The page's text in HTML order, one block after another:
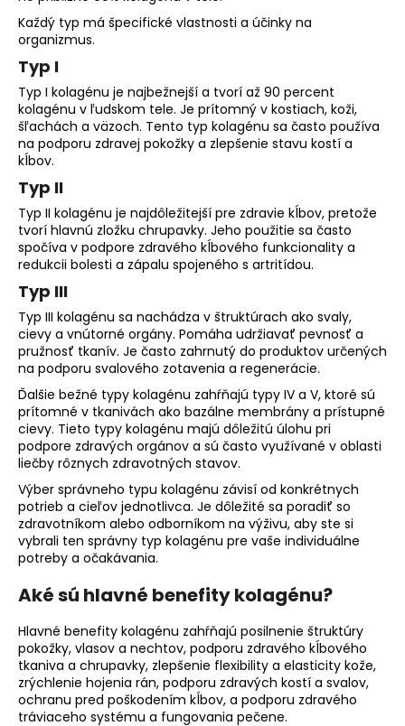
Každý typ má špecifické vlastnosti a účinky na
organizmus.
Typ I
Typ I kolagénu je najbežnejší a tvorí až 90 percent
kolagénu v ľudskom tele. Je prítomný v kostiach, koži,
šľachách a väzoch. Tento typ kolagénu sa často používa
na podporu zdravej pokožky a zlepšenie stavu kostí a
kĺbov.
Typ II
Typ II kolagénu je najdôležitejší pre zdravie kĺbov, pretože
tvorí hlavnú zložku chrupavky. Jeho použitie sa často
spočíva v podpore zdravého kĺbového funkcionality a
redukcii bolesti a zápalu spojeného s artritídou.
Typ III
Typ III kolagénu sa nachádza v štruktúrach ako svaly,
cievy a vnútorné orgány. Pomáha udržiavať pevnosť a
pružnosť tkanív. Je často zahrnutý do produktov určených
na podporu svalového zotavenia a regenerácie.
Ďalšie bežné typy kolagénu zahŕňajú typy IV a V, ktoré sú
prítomné v tkanivách ako bazálne membrány a prístupné
cievy. Tieto typy kolagénu majú dôležitú úlohu pri
podpore zdravých orgánov a sú často využívané v oblasti
liečby rôznych zdravotných stavov.
Výber správneho typu kolagénu závisí od konkrétnych
potrieb a cieľov jednotlivca. Je dôležité sa poradiť so
zdravotníkom alebo odborníkom na výživu, aby ste si
vybrali ten správny typ kolagénu pre vaše individuálne
potreby a očakávania.
Aké sú hlavné benefity kolagénu?
Hlavné benefity kolagénu zahŕňajú posilnenie štruktúry
pokožky, vlasov a nechtov, podporu zdravého kĺbového
tkaniva a chrupavky, zlepšenie flexibility a elasticity kože,
zrýchlenie hojenia rán, podporu zdravých kostí a svalov,
ochranu pred poškodením kĺbov, a podporu zdravého
tráviaceho systému a fungovania pečene.